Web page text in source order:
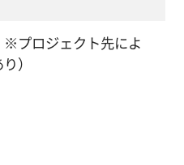
プロジェクト先によ
）